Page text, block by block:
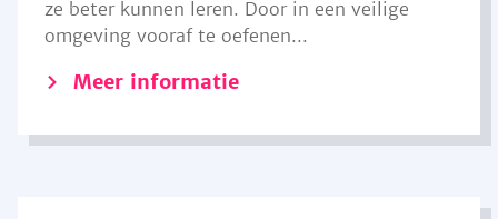
ze beter kunnen leren. Door in een veilige
omgeving vooraf te oefenen...
Meer informatie